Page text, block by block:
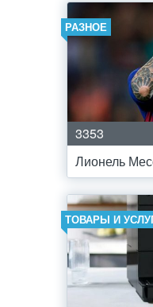
РАЗНОЕ
3353
Лионель
ТОВАРЫ И